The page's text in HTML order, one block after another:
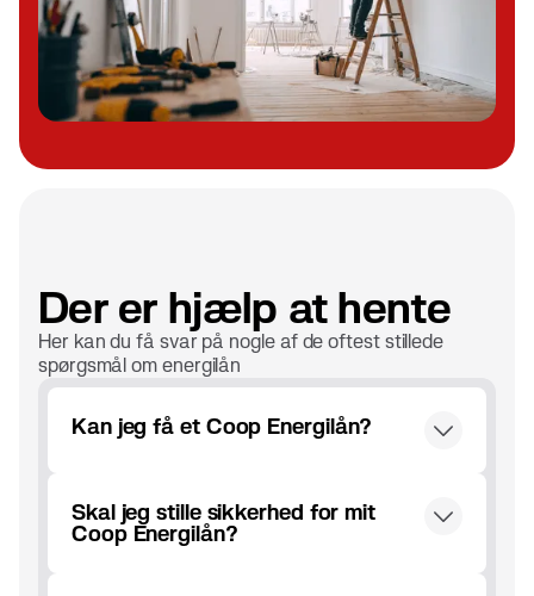
Der er hjælp at hente
Her kan du få svar på nogle af de oftest stillede
spørgsmål om energilån
Kan jeg få et Coop Energilån?
skal du have et dansk CPR-nummer, bopæl i
Danmark, være fyldt 18 år og ikke være
Skal jeg stille sikkerhed for mit
Coop Energilån?